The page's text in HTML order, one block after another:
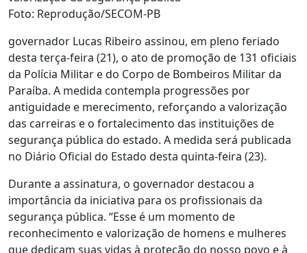
Foto: Reprodução/SECOM-PB
governador Lucas Ribeiro assinou, em pleno feriado
desta terça-feira (21), o ato de promoção de 131 oficiais
da Polícia Militar e do Corpo de Bombeiros Militar da
Paraíba. A medida contempla progressões por
antiguidade e merecimento, reforçando a valorização
das carreiras e o fortalecimento das instituições de
segurança pública do estado. A medida será publicada
no Diário Oficial do Estado desta quinta-feira (23).
Durante a assinatura, o governador destacou a
importância da iniciativa para os profissionais da
segurança pública. “Esse é um momento de
reconhecimento e valorização de homens e mulheres
que dedicam suas vidas à proteção do nosso povo e à